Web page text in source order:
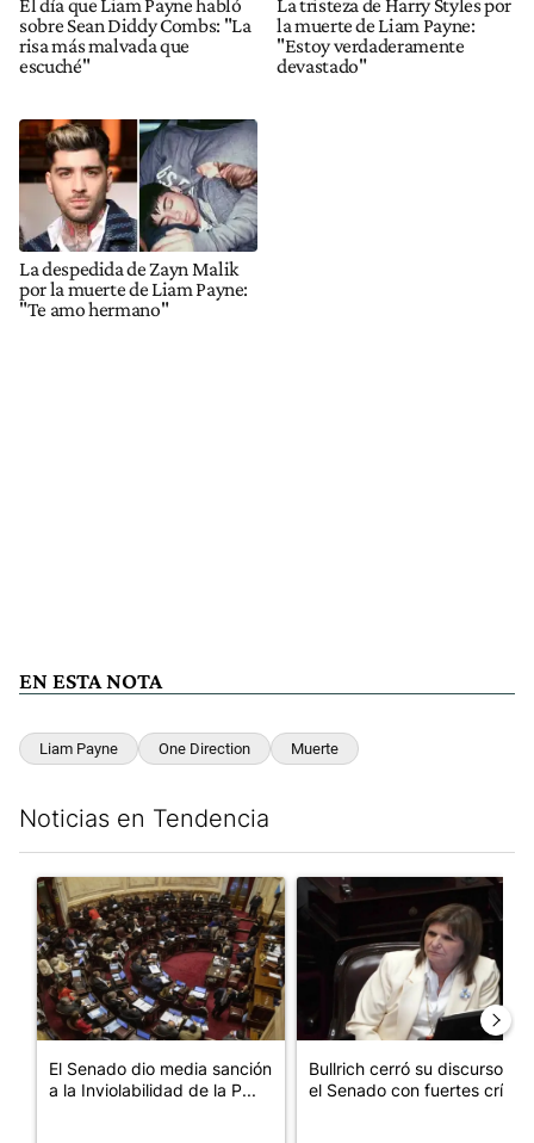
sobre Sean Diddy Combs: "La
risa más malvada que
escuché"
la muerte de Liam Payne:
"Estoy verdaderamente
devastado"
La despedida de Zayn Malik
por la muerte de Liam Payne:
"Te amo hermano"
EN ESTA NOTA
Liam Payne One Direction Muerte
Noticias en Tendencia
Un artículo de tendencia con el título "El Senado dio media
El Senado dio media sanción
a la Inviolabilidad de la P...
Un artículo de tendencia
Bullrich cerró su discurso en
el Senado con fuertes crí...